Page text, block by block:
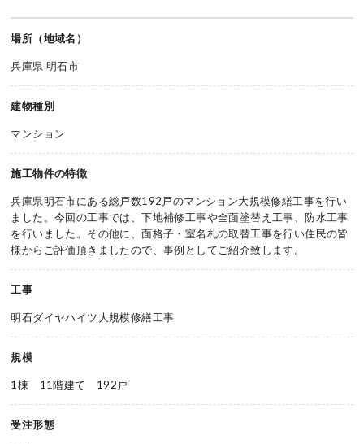
場所（地域名）
兵庫県 明石市
建物種別
マンション
施工物件の特徴
兵庫県明石市にある総戸数192戸のマンション大規模修繕工事を行い
ました。今回の工事では、下地補修工事や全面塗替え工事、防水工事
を行いました。その他に、面格子・室名札の取替工事を行い住民の皆
様からご評価頂きましたので、事例としてご紹介致します。
工事
明石ダイヤハイツ大規模修繕工事
規模
1棟 11階建て 192戸
受注形態